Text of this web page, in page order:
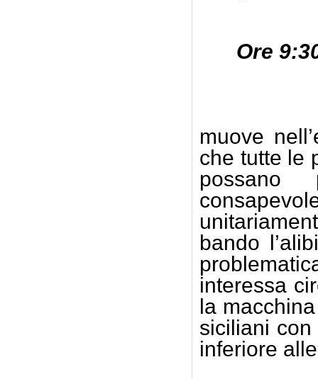
Ore
muove
che tutte le
bando
interessa
la
siciliani
inferiore